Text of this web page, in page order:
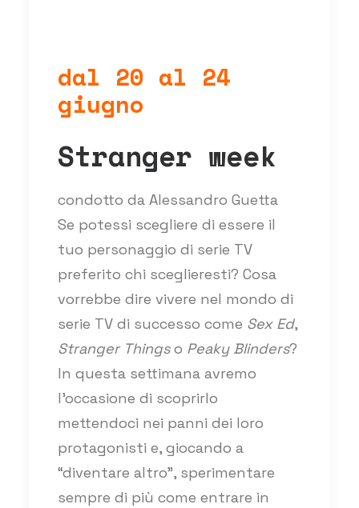
dal 20 al 24
giugno
Stranger week
condotto da Alessandro Guetta
Se potessi scegliere di essere il
tuo personaggio di serie TV
preferito chi sceglieresti? Cosa
vorrebbe dire vivere nel mondo di
serie TV di successo come Sex Ed,
Stranger Thingso Peaky Blinders?
In questa settimana avremo
l'occasione di scoprirlo
mettendoci nei panni dei loro
protagonisti e, giocando a
“diventare altro”, sperimentare
sempre di più come entrare in